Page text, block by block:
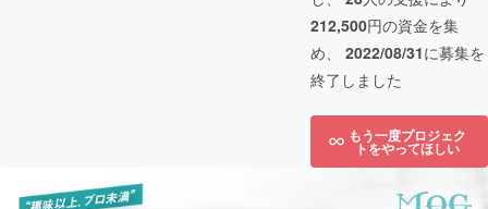
212,500円の資金を集
め、 2022/08/31に募集を
終了しました
もう一度プロジェク
トをやってほしい